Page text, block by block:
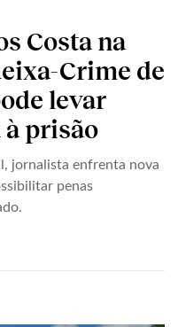
Costa na
Crime de
levar
prisão
jornalista enfrenta nova
penas